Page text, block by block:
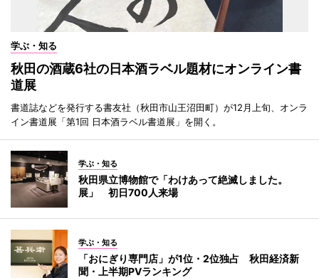
学ぶ・知る
秋田の酒蔵6社の日本酒ラベル題材にオンライン書
道展
書道誌などを発行する書友社（秋田市山王沼田町）が12月上旬、オンラ
イン書道展「第1回 日本酒ラベル書道展」を開く。
学ぶ・知る
秋田県立博物館で「わけあって絶滅しました。
展」 初日700人来場
学ぶ・知る
「おにぎり専門店」が1位・2位独占 秋田経済新
聞・上半期PVランキング